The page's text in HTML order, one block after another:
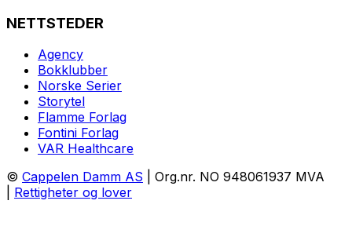
NETTSTEDER
Agency
Bokklubber
Norske Serier
Storytel
Flamme Forlag
Fontini Forlag
VAR Healthcare
© Cappelen Damm AS | Org.nr. NO 948061937 MVA
Rettigheter og lover